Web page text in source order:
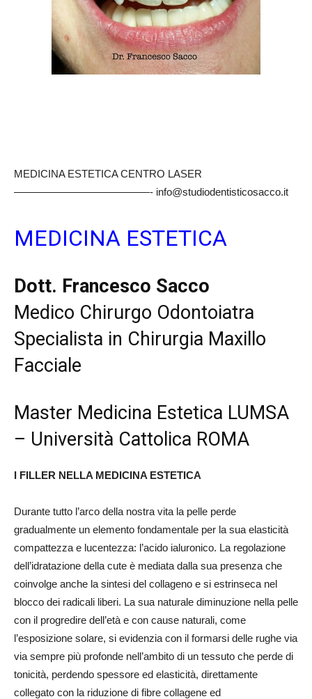
MEDICINA ESTETICA CENTRO LASER
—————————————- info@studiodentisticosacco.it
MEDICINA ESTETICA
Dott. Francesco Sacco
Medico Chirurgo Odontoiatra
Specialista in Chirurgia Maxillo
Facciale
Master Medicina Estetica LUMSA
– Università Cattolica ROMA
I FILLER NELLA MEDICINA ESTETICA
Durante tutto l’arco della nostra vita la pelle perde
gradualmente un elemento fondamentale per la sua elasticità
compattezza e lucentezza: l’acido ialuronico. La regolazione
dell’idratazione della cute è mediata dalla sua presenza che
coinvolge anche la sintesi del collageno e si estrinseca nel
blocco dei radicali liberi. La sua naturale diminuzione nella pelle
con il progredire dell’età e con cause naturali, come
l’esposizione solare, si evidenzia con il formarsi delle rughe via
via sempre più profonde nell’ambito di un tessuto che perde di
tonicità, perdendo spessore ed elasticità, direttamente
collegato con la riduzione di fibre collagene ed